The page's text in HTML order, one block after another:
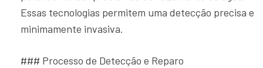
Essas tecnologias permitem uma detecção precisa e
minimamente invasiva.
### Processo de Detecção e Reparo